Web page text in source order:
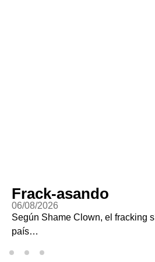
Frack-asando
06/08/2026
Según Shame Clown, el fracking
país…